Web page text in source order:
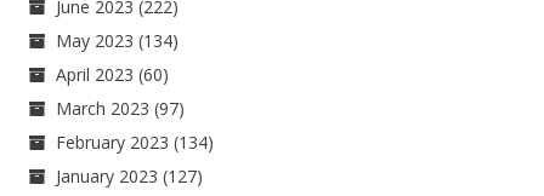
June 2023 (222)
May 2023 (134)
April 2023 (60)
March 2023 (97)
February 2023 (134)
January 2023 (127)